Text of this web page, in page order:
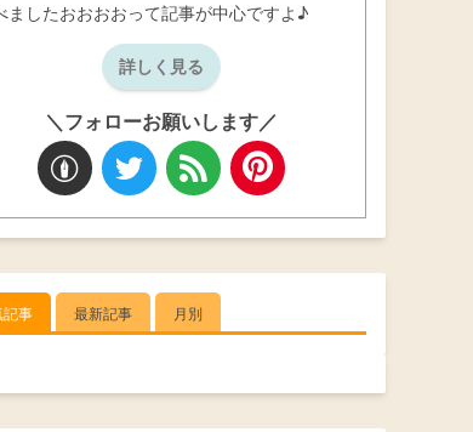
ましたおおおおって記事が中心ですよ♪
詳しく見る
＼フォローお願いします／
記事 最新記事 月別